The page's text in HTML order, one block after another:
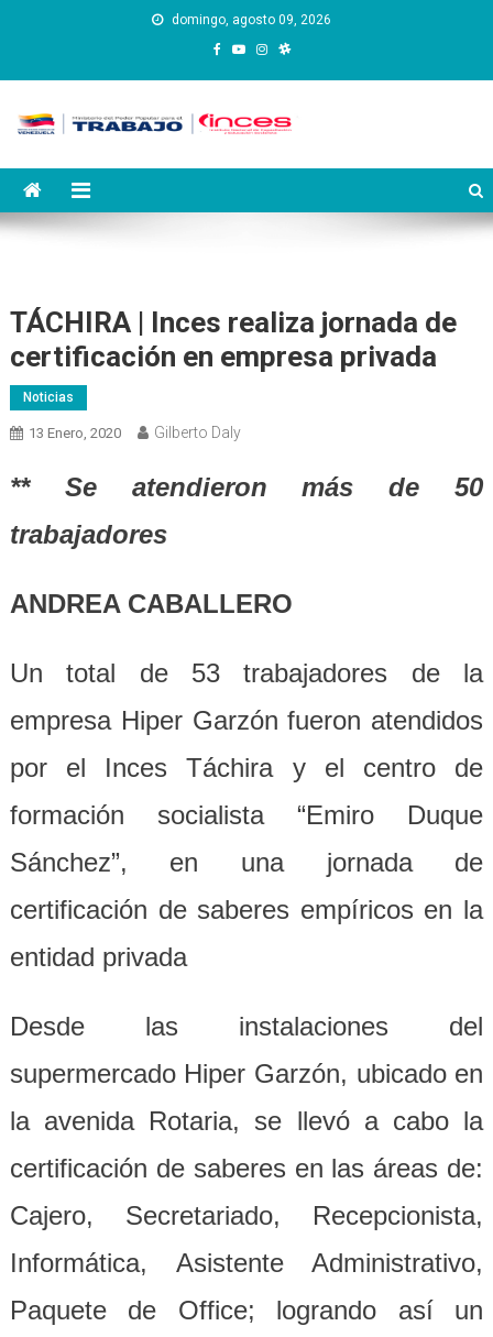
domingo, agosto 09, 2026
Instituto Nacional de
Capacitación y Educación
TÁCHIRA | Inces realiza jornada de
certificación en empresa privada
Noticias
13 Enero, 2020 Gilberto Daly
** Se atendieron más de 50
trabajadores
ANDREA CABALLERO
Un total de 53 trabajadores de la
empresa Hiper Garzón fueron atendidos
por el Inces Táchira y el centro de
formación socialista “Emiro Duque
Sánchez”, en una jornada de
certificación de saberes empíricos en la
entidad privada
Desde las instalaciones del
supermercado Hiper Garzón, ubicado en
la avenida Rotaria, se llevó a cabo la
certificación de saberes en las áreas de:
Cajero, Secretariado, Recepcionista,
Informática, Asistente Administrativo,
Paquete de Office; logrando así un